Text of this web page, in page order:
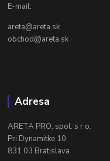
E-mail:
areta@areta.sk
obchod@areta.sk
Adresa
ARETA PRO, spol. s r.o.
Pri Dynamitke 10,
831 03 Bratislava